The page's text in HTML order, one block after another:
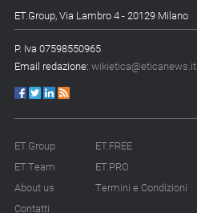
ET.Group, Via Lambro 4 - 20129 Milano
P. Iva 07598550965
Email redazione: wikietica@eticanews.it
ET.Group
ET.Team
About us
Contatti
ET.FREE
ET.PRO
Termini e Condizioni